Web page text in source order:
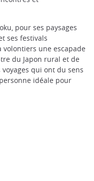
pour ses paysages
ses festivals
une escapade
du Japon rural et de
qui ont du sens
idéale pour